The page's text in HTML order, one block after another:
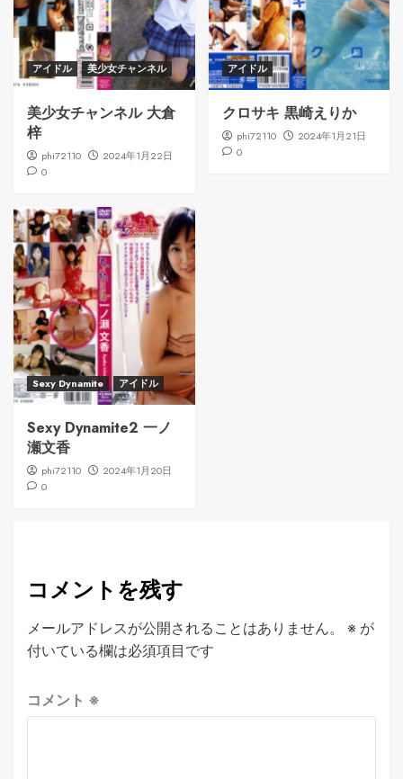
アイドル 美少女チャンネル
美少女チャンネル 大倉
梓
phi72110
2024年1月22日
0
アイドル
クロサキ 黒崎えりか
phi72110
2024年1月21日
0
Sexy Dynamite アイドル
Sexy Dynamite2 一ノ
瀬文香
phi72110
2024年1月20日
0
コメントを残す
メールアドレスが公開されることはありません。 ※ が
付いている欄は必須項目です
コメント ※